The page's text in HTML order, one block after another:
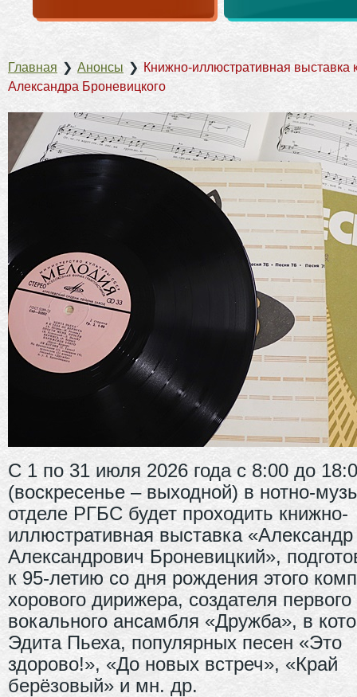
Главная ❯ Анонсы ❯ Книжно-иллюстративная выставка
Александра Броневицкого
С 1 по 31 июля 2026 года с 8:00 до
(воскресенье – выходной) в нотно-
отделе РГБС будет проходить книжно-
иллюстративная выставка «Александр
Александрович Броневицкий»,
к 95-летию со дня рождения этого
хорового дирижера, создателя
вокального ансамбля «Дружба», в
Эдита Пьеха, популярных песен «Это
здорово!», «До новых встреч», «Край
берёзовый» и мн. др.